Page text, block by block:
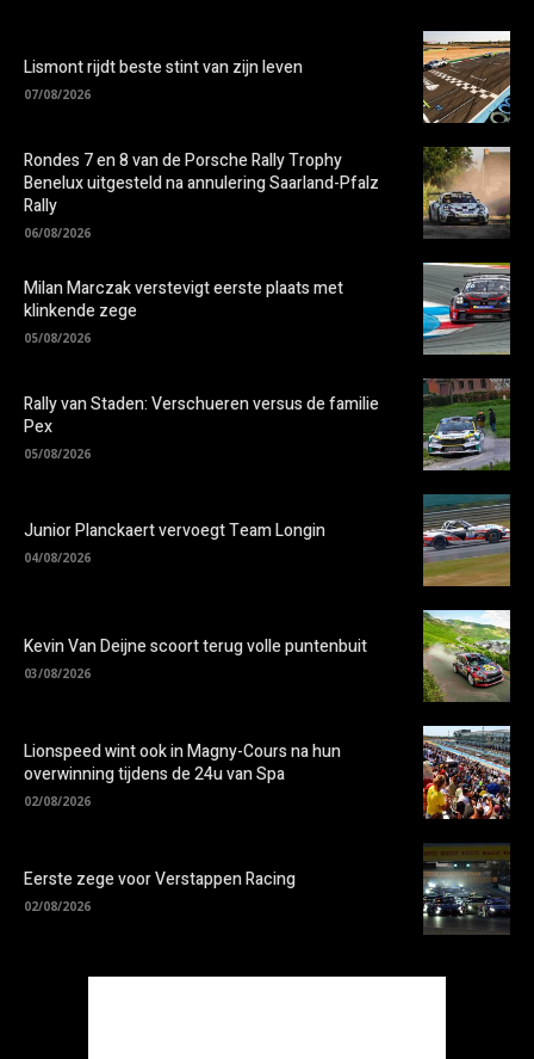
Lismont rijdt beste stint van zijn leven
07/08/2026
Rondes 7 en 8 van de Porsche Rally Trophy
Benelux uitgesteld na annulering Saarland-Pfalz
Rally
06/08/2026
Milan Marczak verstevigt eerste plaats met
klinkende zege
05/08/2026
Rally van Staden: Verschueren versus de familie
Pex
05/08/2026
Junior Planckaert vervoegt Team Longin
04/08/2026
Kevin Van Deijne scoort terug volle puntenbuit
03/08/2026
Lionspeed wint ook in Magny-Cours na hun
overwinning tijdens de 24u van Spa
02/08/2026
Eerste zege voor Verstappen Racing
02/08/2026